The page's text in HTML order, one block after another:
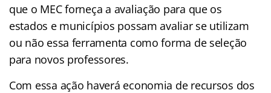
que o MEC forneça a avaliação para que os
estados e municípios possam avaliar se utilizam
ou não essa ferramenta como forma de seleção
para novos professores.
Com essa ação haverá economia de recursos dos